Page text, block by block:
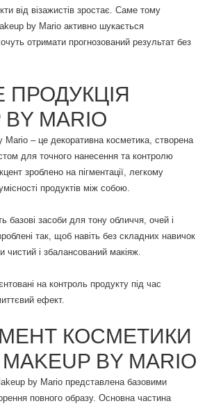
від візажистів зростає. Саме тому
by Mario активно шукається
отримати прогнозований результат без
ПРОДУКЦІЯ
BY MARIO
Mario – це декоративна косметика, створена
для точного нанесення та контролю
зроблено на пігментації, легкому
продуктів між собою.
базові засоби для тону обличчя, очей і
так, щоб навіть без складних навичок
чистий і збалансований макіяж.
на контроль продукту під час
ефект.
КОСМЕТИКИ
BY MARIO
by Mario представлена базовими
повного образу. Основна частина